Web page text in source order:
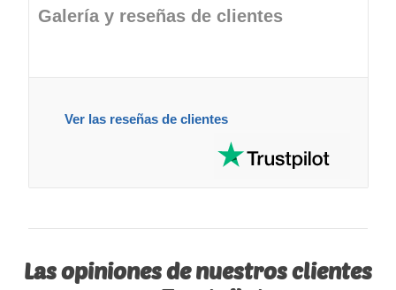
Galería y reseñas de clientes
Ver las reseñas de clientes
Las opiniones de nuestros clientes